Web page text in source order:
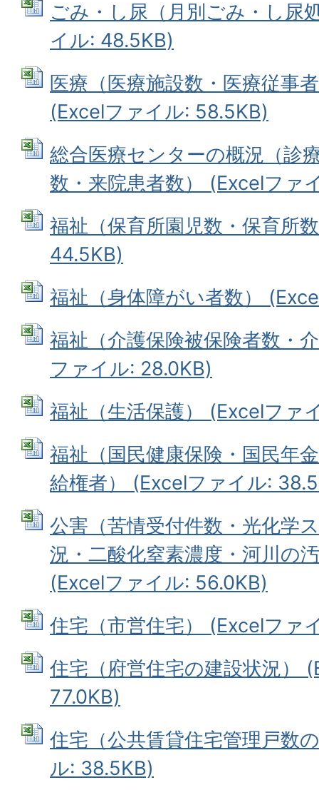
ごみ・し尿（月別ごみ・し尿
イル: 48.5KB)
医療（医療施設数・医療従事
(Excelファイル: 58.5KB)
総合医療センターの概況（診
数・来院患者数） (Excelファ
福祉（保育所園児数・保育所
44.5KB)
福祉（身体障がい者数）
福祉（介護保険被保険者数・
ファイル: 28.0KB)
福祉（生活保護） (Excelファ
福祉（国民健康保険・国民年
給権者） (Excelファイル:
公害（苦情受付件数・光化学
況・二酸化窒素濃度・河川の
(Excelファイル: 56.0KB)
住宅（市営住宅） (Excelファ
住宅（府営住宅の建設状況）
77.0KB)
住宅（公共賃貸住宅管理戸数
ル: 38.5KB)